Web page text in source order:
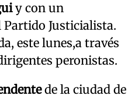
y con un
Justicialista.
este lunes,a través
peronistas.
de la ciudad de